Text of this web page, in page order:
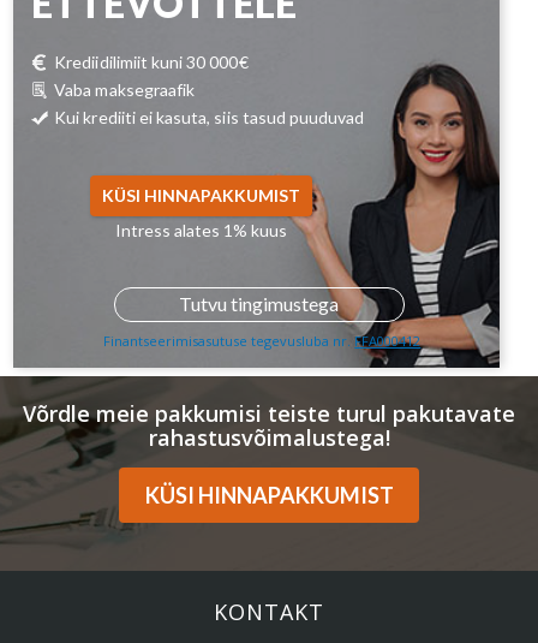
Krediidilimiit kuni 30 000€
Vaba maksegraafik
Kui krediiti ei kasuta, siis tasud puuduvad
KÜSI HINNAPAKKUMIST
Intress alates 1% kuus
Tutvu tingimustega
Finantseerimisasutuse tegevusluba nr. FFA000412
Võrdle meie pakkumisi teiste turul pakutavate
rahastusvõimalustega!
KÜSI HINNAPAKKUMIST
KONTAKT